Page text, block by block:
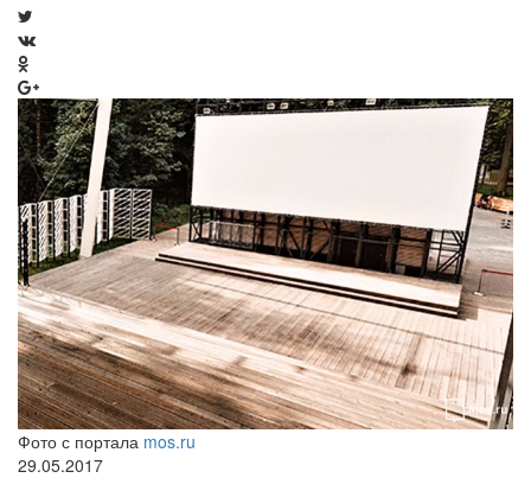
Фото с портала mos.ru
29.05.2017